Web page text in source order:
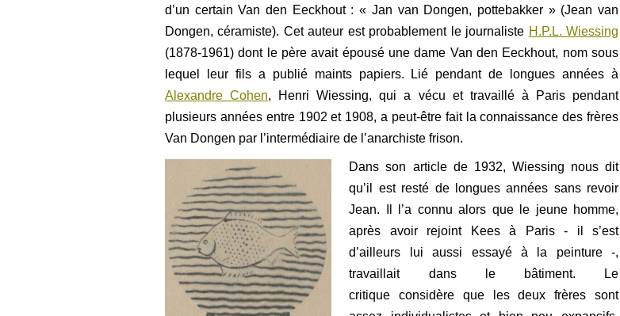
d’un certain Van den Eeckhout : « Jan van Dongen, pottebakker » (Jean van
Dongen, céramiste). Cet auteur est probablement le journaliste H.P.L. Wiessing
(1878-1961) dont le père avait épousé une dame Van den Eeckhout, nom sous
lequel leur fils a publié maints papiers. Lié pendant de longues années à
Alexandre Cohen, Henri Wiessing, qui a vécu et travaillé à Paris pendant
plusieurs années entre 1902 et 1908, a peut-être fait la connaissance des frères
Van Dongen par l’intermédiaire de l’anarchiste frison.
Dans son article de 1932, Wiessing nous dit
qu’il est resté de longues années sans revoir
Jean. Il l’a connu alors que le jeune homme,
après avoir rejoint Kees à Paris - il s’est
d’ailleurs lui aussi essayé à la peinture -,
travaillait dans le bâtiment. Le
critique considère que les deux frères sont